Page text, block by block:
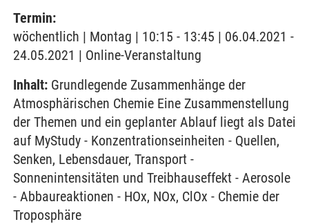
Termin:
wöchentlich | Montag | 10:15 - 13:45 | 06.04.2021 -
24.05.2021 | Online-Veranstaltung
Inhalt: Grundlegende Zusammenhänge der
Atmosphärischen Chemie Eine Zusammenstellung
der Themen und ein geplanter Ablauf liegt als Datei
auf MyStudy - Konzentrationseinheiten - Quellen,
Senken, Lebensdauer, Transport -
Sonnenintensitäten und Treibhauseffekt - Aerosole
- Abbaureaktionen - HOx, NOx, ClOx - Chemie der
Troposphäre